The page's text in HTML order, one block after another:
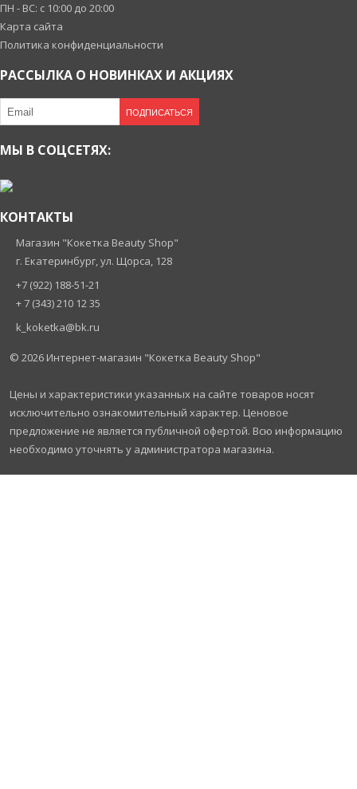
ПН - ВС: с 10:00 до 20:00
Карта сайта
Политика конфиденциальности
РАССЫЛКА О НОВИНКАХ И АКЦИЯХ
ПОДПИСАТЬСЯ
МЫ В СОЦСЕТЯХ:
КОНТАКТЫ
Магазин "Кокетка Beauty Shop"
г. Екатеринбург, ул. Щорса, 128
+7 (922) 188-51-21
+ 7 (343) 210 12 35
k_koketka@bk.ru
© 2026 Интернет-магазин "Кокетка Beauty Shop"
Цены и характеристики указанных на сайте товаров носят
исключительно ознакомительный характер. Ценовое
предложение не является публичной офертой. Всю информацию
необходимо уточнять у администратора магазина.